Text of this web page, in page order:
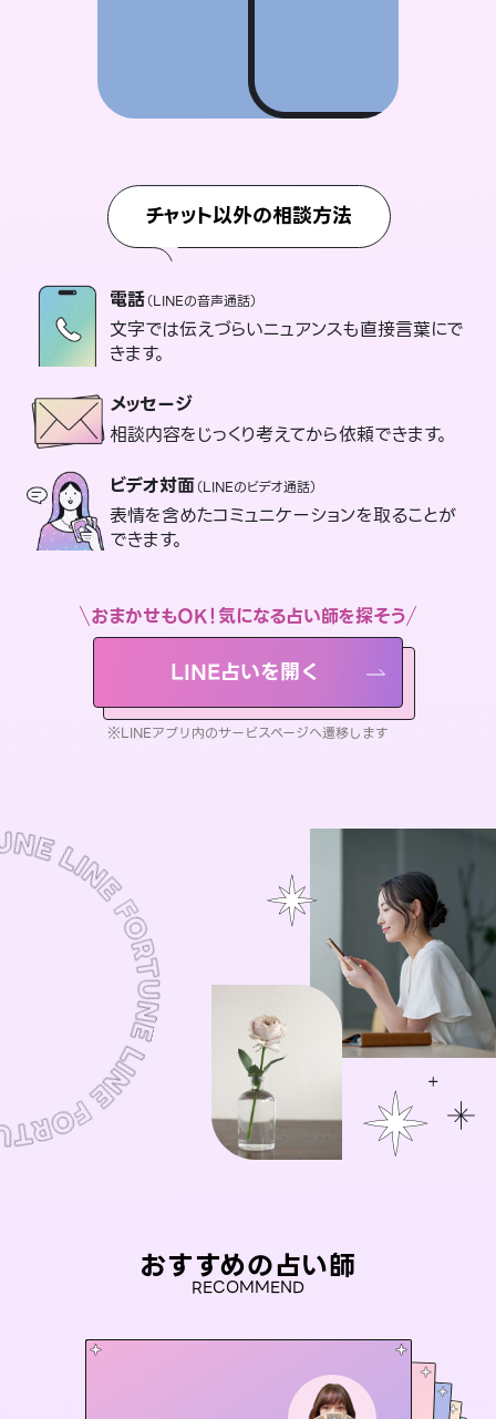
チャット以外の相談方法
電話（LINEの音声通話）
文字では伝えづらいニュアンスも直接言葉にで
きます。
メッセージ
相談内容をじっくり考えてから依頼できます。
ビデオ対面（LINEのビデオ通話）
表情を含めたコミュニケーションを取ることが
できます。
おまかせもOK！気になる占い師を探そう
LINE占いを開く
※LINEアプリ内のサービスページへ遷移します
おすすめの占い師
RECOMMEND